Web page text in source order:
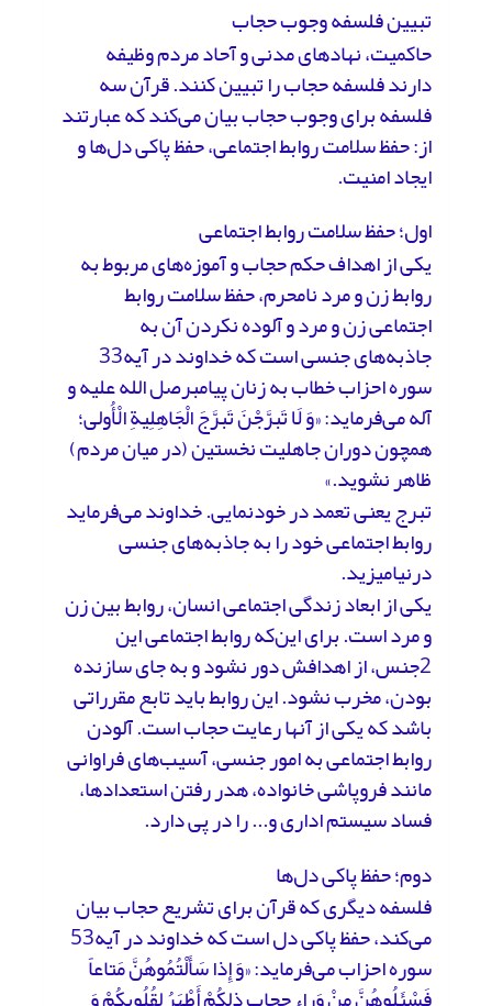
تبیین فلسفه وجوب حجاب
حاکمیت، نهادهای مدنی و آحاد مردم وظیفه
دارند فلسفه حجاب را تبیین کنند. قرآن سه
فلسفه برای وجوب حجاب بیان می‌کند که عبارتند
از: حفظ سلامت روابط اجتماعی، حفظ پاکی دل‌ها و
ایجاد امنیت.
اول؛ حفظ سلامت روابط اجتماعی
یکی از اهداف حکم حجاب و آموزه‌های مربوط به
روابط زن و مرد نامحرم، حفظ سلامت روابط
اجتماعی زن و مرد و آلوده نکردن آن به
جاذبه‌های جنسی است که خداوند در آیه33
سوره احزاب خطاب به زنان پیامبرصل الله علیه و
آله می‌فرماید: «وَ لَا تَبرَّجْنَ تَبرَّجَ الْجَاهِلِیةِ الْأُولی؛
همچون دوران جاهلیت نخستین (در میان مردم)
ظاهر نشوید.»
تبرج یعنی تعمد در خودنمایی. خداوند می‌فرماید
روابط اجتماعی خود را به جاذبه‌های جنسی
درنیامیزید.
یکی از ابعاد زندگی اجتماعی انسان، روابط بین زن
و مرد است. برای این‌که روابط اجتماعی این
2جنس، از اهدافش دور نشود و به جای سازنده
بودن، مخرب نشود. این روابط باید تابع مقرراتی
باشد که یکی از آنها رعایت حجاب است. آلودن
روابط اجتماعی به امور جنسی، آسیب‌های فراوانی
مانند فروپاشی خانواده، هدر رفتن استعدادها،
فساد سیستم اداری و... را در پی دارد.
دوم؛ حفظ پاکی دل‌ها
فلسفه دیگری که قرآن برای تشریع حجاب بیان
می‌کند، حفظ پاکی دل است که خداوند در آیه53
سوره احزاب می‌فرماید: «وَ إِذا سَأَلْتُمُوهُنَّ مَتاعاً